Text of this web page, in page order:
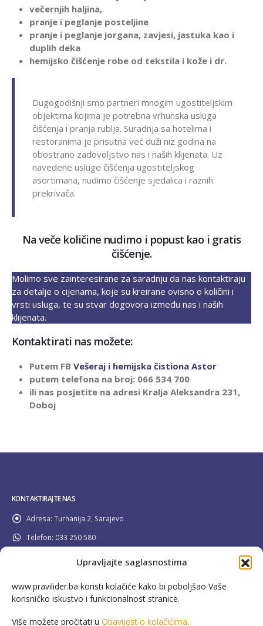
Upravljajte saglasnostima
www.pravilider.ba koristi kolačiće kako bi poboljšao Vaše
korisničko iskustvo i funkcionalnost stranice.
Više možete pročitati u Obavijest o kolačićima.
večernjih haljina,
pranje i peglanje posteljine
pranje i peglanje jorgana, zavjesi, jastuka kao i
duplih deka
hemijsko čišćenje robe od tekstila i kože i dr.
Dugogodišnji smo partneri mnogim ugostiteljskim
objektima kojima je potrebna vrhunska usluga
čišćenja i pranja rublja. Suradnja sa hotelima i
restoranima je prisutna već duži niz godina na
obostrano zadovoljstvo nas i naših klijenata. Uz
navedene usluge čišćenja ugostiteljskog
asortimana, nudimo čišćenje sjedalica i raznih
prekrivača.
Na veče količine nudimo i popust kao i gratis
čišćenje.
Molimo sve zainteresirane za saradnju da nas kontaktiraju
za detalje o cijenama, koje su kreirane ovisno o količini i
vrsti usluga, te su stvar dogovora između nas i naših
klijenata.
Kontaktirati nas možete:
Putem FB Vešeraj i hemijska čistiona Astor
putem telefona na broj: 066 534 700
ili nas posjetite na adresi Kralja Aleksandra 231,
Doboj
KONTAKTIRAJTE NAS
Adresa: Turhanija 2, Sarajevo
Telefon: 033 250 580